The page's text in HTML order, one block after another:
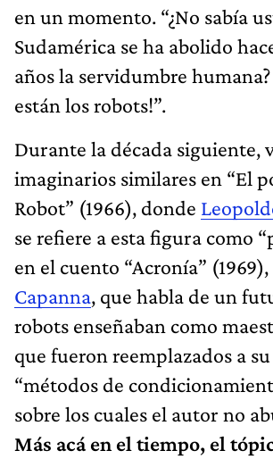
en un momento. “¿No sabía
Sudamérica se ha abolido
años la servidumbre humana?
están los robots!”.
Durante la década siguiente,
imaginarios similares en “El
Robot” (1966), donde
se refiere a esta figura como
en el cuento “Acronía” (1969),
Capanna, que habla de un
robots enseñaban como
que fueron reemplazados a
“métodos de
sobre los cuales el autor no
Más acá en el tiempo, el